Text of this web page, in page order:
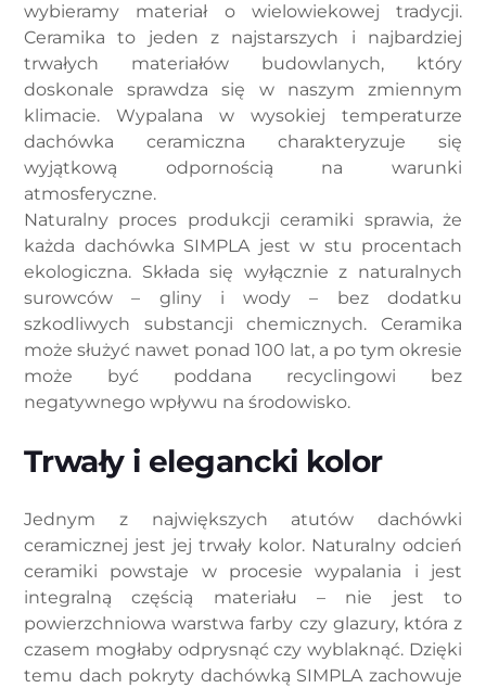
wybieramy materiał o wielowiekowej tradycji.
Ceramika to jeden z najstarszych i najbardziej
trwałych materiałów budowlanych, który
doskonale sprawdza się w naszym zmiennym
klimacie. Wypalana w wysokiej temperaturze
dachówka ceramiczna charakteryzuje się
wyjątkową odpornością na warunki
atmosferyczne.
Naturalny proces produkcji ceramiki sprawia, że
każda dachówka SIMPLA jest w stu procentach
ekologiczna. Składa się wyłącznie z naturalnych
surowców – gliny i wody – bez dodatku
szkodliwych substancji chemicznych. Ceramika
może służyć nawet ponad 100 lat, a po tym okresie
może być poddana recyclingowi bez
negatywnego wpływu na środowisko.
Trwały i elegancki kolor
Jednym z największych atutów dachówki
ceramicznej jest jej trwały kolor. Naturalny odcień
ceramiki powstaje w procesie wypalania i jest
integralną częścią materiału – nie jest to
powierzchniowa warstwa farby czy glazury, która z
czasem mogłaby odprysnąć czy wyblaknąć. Dzięki
temu dach pokryty dachówką SIMPLA zachowuje